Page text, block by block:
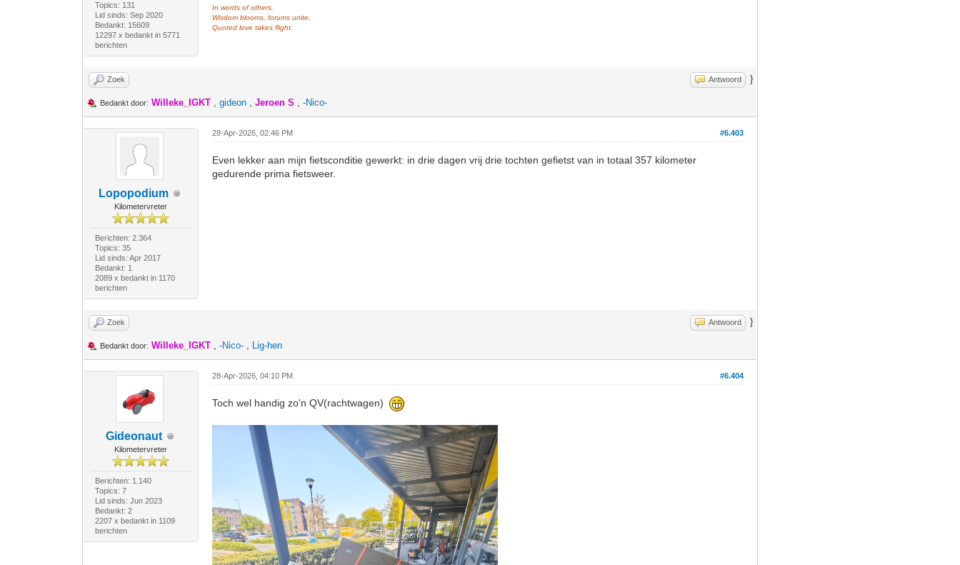
Topics: 131
Lid sinds: Sep 2020
Bedankt: 15609
12297 x bedankt in 5771
berichten
In words of others,
Wisdom blooms, forums unite,
Quoted love takes flight.
Zoek Antwoord }
Bedankt door: Willeke_IGKT ,gideon ,Jeroen S ,-Nico-
Lopopodium
Kilometervreter
Berichten: 2.364
Topics: 35
Lid sinds: Apr 2017
Bedankt: 1
2089 x bedankt in 1170
berichten
#6.403
28-Apr-2026, 02:46 PM
Even lekker aan mijn fietsconditie gewerkt: in drie dagen vrij drie tochten gefietst van in totaal 357 kilometer
gedurende prima fietsweer.
Zoek Antwoord }
Bedankt door: Willeke_IGKT ,-Nico- , Lig-hen
Gideonaut
Kilometervreter
Berichten: 1.140
Topics: 7
Lid sinds: Jun 2023
Bedankt: 2
2207 x bedankt in 1109
berichten
#6.404
28-Apr-2026, 04:10 PM
Toch wel handig zo'n QV(rachtwagen)